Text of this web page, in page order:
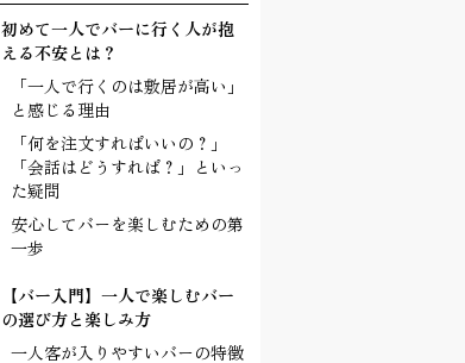
初めて一人でバーに行く人が抱
える不安とは？
「一人で行くのは敷居が高い」
と感じる理由
「何を注文すればいいの？」
「会話はどうすれば？」といっ
た疑問
安心してバーを楽しむための第
一歩
【バー入門】一人で楽しむバー
の選び方と楽しみ方
一人客が入りやすいバーの特徴